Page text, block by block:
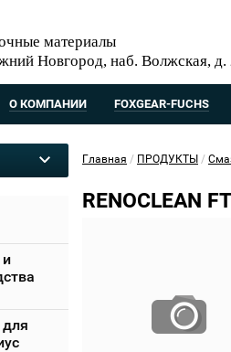
материалы
Новгород, наб. Волжская, д.
О КОМПАНИИ FOXGEAR-FUCHS
Главная / ПРОДУКТЫ /
RENOCLEAN